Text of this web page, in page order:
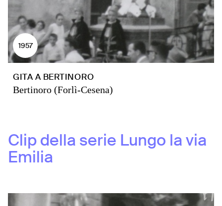
1957
GITA A BERTINORO
Bertinoro (Forlì-Cesena)
Clip della serie Lungo la via
Emilia